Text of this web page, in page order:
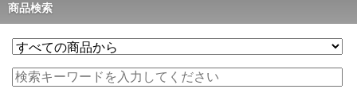
商品検索